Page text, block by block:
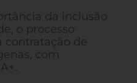
da inclusão
o processo
contratação de
com